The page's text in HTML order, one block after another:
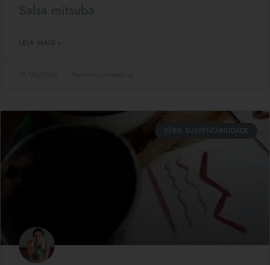
Salsa mitsuba
LEIA MAIS »
SÉRIE SUSTENTABILIDADE